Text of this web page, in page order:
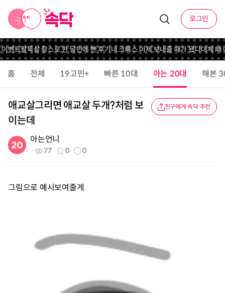
로그인
벤트팔뚝살 람스로 한 달만에 뺀 후기내 크록스 이제 보내줄 때가 됐다대체 왜
홈 전체 19고민+ 빠른 10대 아는 20대 해본
애교살그리면 애교살 두개?처럼 보
이는데
친구에게 속닥 추천
아는언니
77 0 0
그림으로 예시보여줄게